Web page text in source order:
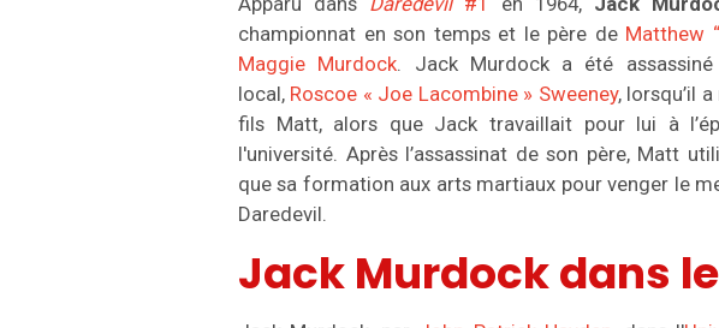
championnat en son temps et le père de Matthew
Maggie Murdock. Jack Murdock a été
local, Roscoe « Joe Lacombine » Sweeney, lorsqu’il
fils Matt, alors que Jack travaillait pour lui à
l'université. Après l’assassinat de son père, Matt
que sa formation aux arts martiaux pour venger le
Daredevil.
Jack Murdock dans